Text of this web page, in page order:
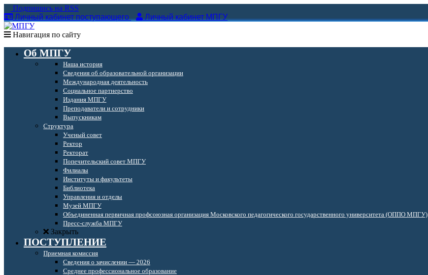
Подпишись на RSS
Личный кабинет поступающего
Личный кабинет МПГУ
Навигация по сайту
Об МПГУ
Наша история
Сведения об образовательной организации
Международная деятельность
Социальное партнерство
Издания МПГУ
Преподаватели и сотрудники
Выпускникам
Структура
Ученый совет
Ректор
Ректорат
Попечительский совет МПГУ
Филиалы
Институты и факультеты
Библиотека
Управления и отделы
Музей МПГУ
Объединенная первичная профсоюзная организация Московского педагогического государственного университета (ОППО МПГУ)
Пресс-служба МПГУ
Закрыть
ПОСТУПЛЕНИЕ
Приемная комиссия
Сведения о зачислении — 2026
Среднее профессиональное образование